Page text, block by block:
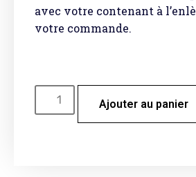
avec votre contenant à
votre commande.
Ajouter au panier